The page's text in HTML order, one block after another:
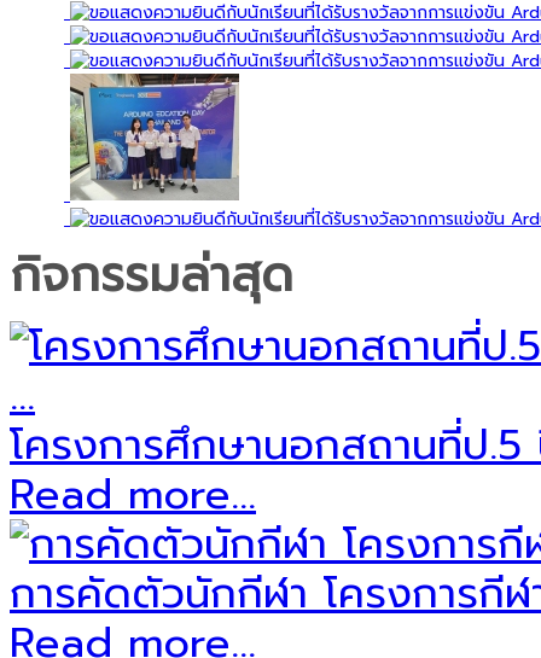
กิจกรรมล่าสุด
โครงการศึกษานอกสถานที่ป
Read more...
การคัดตัวนักกีฬา โครงการกี
Read more...